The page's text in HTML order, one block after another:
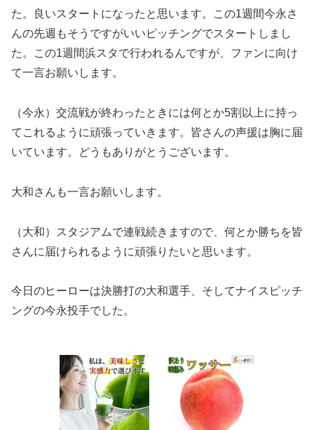
た。良いスタートになったと思います。この1週間今永さ
んの先週もそうですがいいピッチングでスタートしまし
た。この1週間浜スタで行われるんですが、ファンに向け
て一言お願いします。
（今永）交流戦が終わったときには何とか5割以上に持っ
てこれるように頑張っていきます。皆さんの声援は胸に届
いています。どうもありがとうございます。
大和さんも一言お願いします。
（大和）スタジアムで連戦続きますので、何とか勝ちを皆
さんに届けられるように頑張りたいと思います。
今日のヒーローは決勝打の大和選手、そしてナイスピッチ
ングの今永投手でした。